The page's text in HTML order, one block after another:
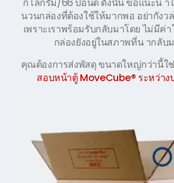
นวนกล่องที่ต้องใช้ให้มากพอ อย่ากังว
เพราะเราพร้อมรับกลับมาโดย ไม่มีค่
กล่องยังอยู่ในสภาพที่น ากลับ
คุณต้องการส่งพัสดุ ขนาดใหญ่กว่านี้ใ
สอบหน้าตู้ MoveCube® ระหว่าง